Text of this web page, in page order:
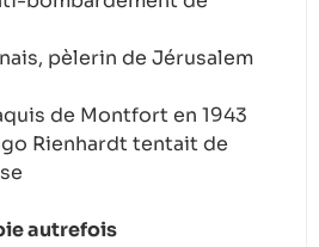
pèlerin de Jérusalem
de Montfort en 1943
Rienhardt tentait de
autrefois